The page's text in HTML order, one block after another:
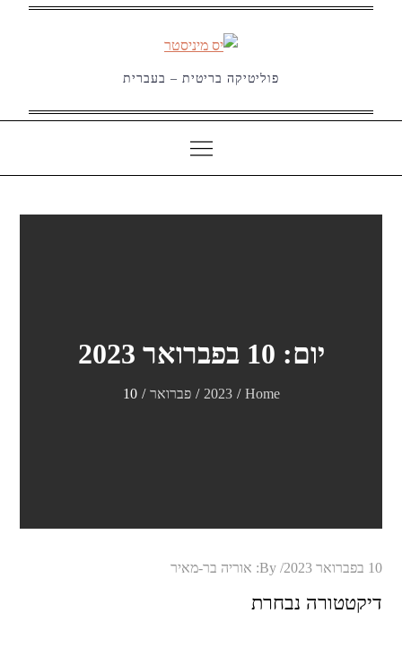
פוליטיקה בריטית – בעברית
יום: 10 בפברואר 2023
Home
2023 פברואר 10
Posted
10 בפברואר 2023 By: אוריה בר-מאיר
דיקטטורה נבחרת